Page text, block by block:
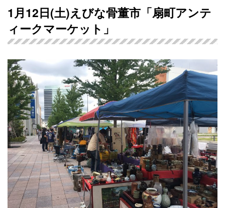
1月12日(土)えびな骨董市「扇町アンテ
ィークマーケット」